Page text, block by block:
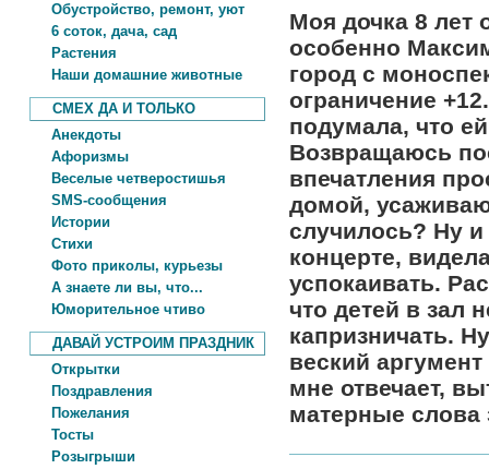
Обустройство, ремонт, уют
6 соток, дача, сад
Растения
Наши домашние животные
СМЕХ ДА И ТОЛЬКО
Анекдоты
Афоризмы
Веселые четверостишья
SMS-сообщения
Истории
Стихи
Фото приколы, курьезы
А знаете ли вы, что...
Юморительное чтиво
ДАВАЙ УСТРОИМ ПРАЗДНИК
Открытки
Поздравления
Пожелания
Тосты
Розыгрыши
Моя дочка 8 лет
особенно
город с
ограничение
подумала, что
Возвращаюсь
впечатления
домой,
случилось? Ну
концерте,
успокаивать.
что детей в зал
капризничать.
веский
мне отвечает,
матерные слова